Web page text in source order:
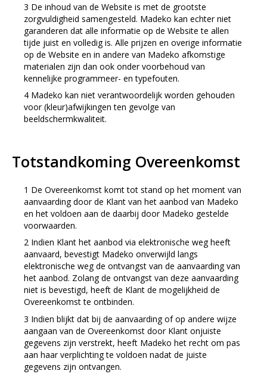
De inhoud van de Website is met de grootste
zorgvuldigheid samengesteld. Madeko kan echter niet
garanderen dat alle informatie op de Website te allen
tijde juist en volledig is. Alle prijzen en overige informatie
op de Website en in andere van Madeko afkomstige
materialen zijn dan ook onder voorbehoud van
kennelijke programmeer- en typefouten.
Madeko kan niet verantwoordelijk worden gehouden
voor (kleur)afwijkingen ten gevolge van
beeldschermkwaliteit.
Totstandkoming Overeenkomst
De Overeenkomst komt tot stand op het moment van
aanvaarding door de Klant van het aanbod van Madeko
en het voldoen aan de daarbij door Madeko gestelde
voorwaarden.
Indien Klant het aanbod via elektronische weg heeft
aanvaard, bevestigt Madeko onverwijld langs
elektronische weg de ontvangst van de aanvaarding van
het aanbod. Zolang de ontvangst van deze aanvaarding
niet is bevestigd, heeft de Klant de mogelijkheid de
Overeenkomst te ontbinden.
Indien blijkt dat bij de aanvaarding of op andere wijze
aangaan van de Overeenkomst door Klant onjuiste
gegevens zijn verstrekt, heeft Madeko het recht om pas
aan haar verplichting te voldoen nadat de juiste
gegevens zijn ontvangen.